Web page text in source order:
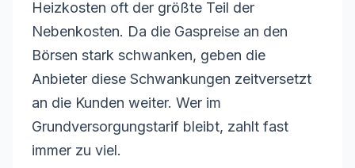
Heizkosten oft der größte Teil der
Nebenkosten. Da die Gaspreise an den
Börsen stark schwanken, geben die
Anbieter diese Schwankungen zeitversetzt
an die Kunden weiter. Wer im
Grundversorgungstarif bleibt, zahlt fast
immer zu viel.